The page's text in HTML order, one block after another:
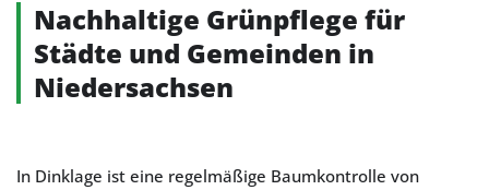
Nachhaltige Grünpflege für
Städte und Gemeinden in
Niedersachsen
In Dinklage ist eine regelmäßige Baumkontrolle von